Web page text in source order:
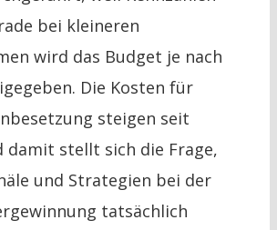
bei kleineren
wird das Budget je nach
Die Kosten für
steigen seit
damit stellt sich die Frage,
und Strategien bei der
tatsächlich